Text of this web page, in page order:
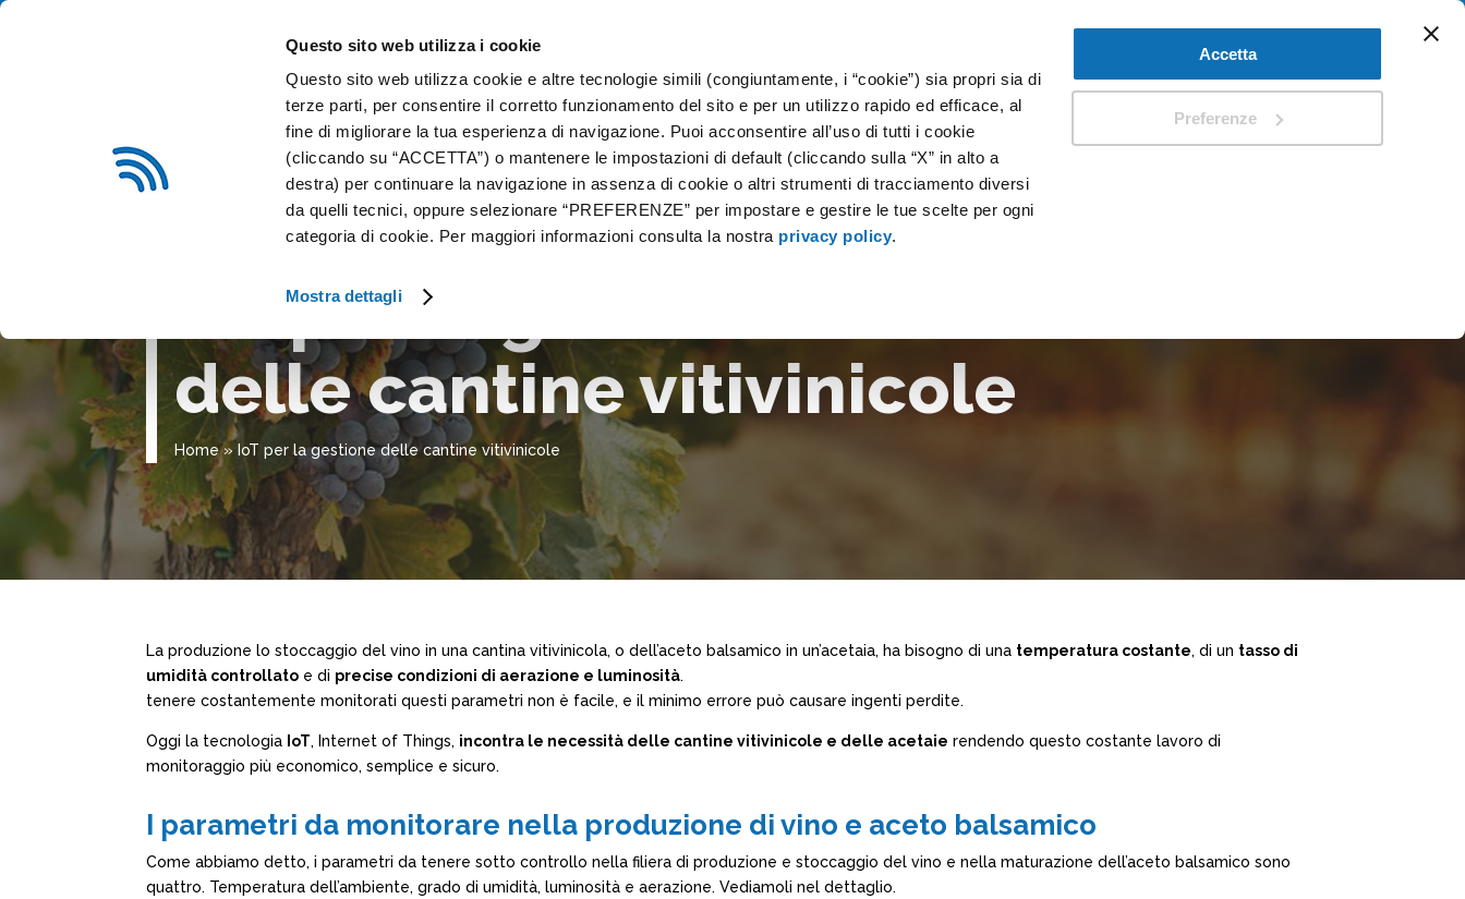
Questo sito web utilizza i cookie
Questo sito web utilizza cookie e altre tecnologie simili (congiuntamente, i “cookie”) sia propri sia di
terze parti, per consentire il corretto funzionamento del sito e per un utilizzo rapido ed efficace, al
fine di migliorare la tua esperienza di navigazione. Puoi acconsentire all’uso di tutti i cookie
(cliccando su “ACCETTA”) o mantenere le impostazioni di default (cliccando sulla “X” in alto a
destra) per continuare la navigazione in assenza di cookie o altri strumenti di tracciamento diversi
da quelli tecnici, oppure selezionare “PREFERENZE” per impostare e gestire le tue scelte per ogni
categoria di cookie. Per maggiori informazioni consulta la nostra privacy policy.
Mostra dettagli
Accetta
Preferenze
CHI SIAMO IMPIANTI E SERVIZI IOT GALLERIA CONTATTI DOCUMENTI
SITIP SECURITY
IoT per la gestione
delle cantine vitivinicole
Home»IoT per la gestione delle cantine vitivinicole
La produzione lo stoccaggio del vino in una cantina vitivinicola, o dell’aceto balsamico in un’acetaia, ha bisogno di una temperatura costante, di un tasso di
umidità controllato e di precise condizioni di aerazione e luminosità.
tenere costantemente monitorati questi parametri non è facile, e il minimo errore può causare ingenti perdite.
Oggi la tecnologia IoT, Internet of Things, incontra le necessità delle cantine vitivinicole e delle acetaie rendendo questo costante lavoro di
monitoraggio più economico, semplice e sicuro.
I parametri da monitorare nella produzione di vino e aceto balsamico
Come abbiamo detto, i parametri da tenere sotto controllo nella filiera di produzione e stoccaggio del vino e nella maturazione dell’aceto balsamico sono
quattro. Temperatura dell’ambiente, grado di umidità, luminosità e aerazione. Vediamoli nel dettaglio.